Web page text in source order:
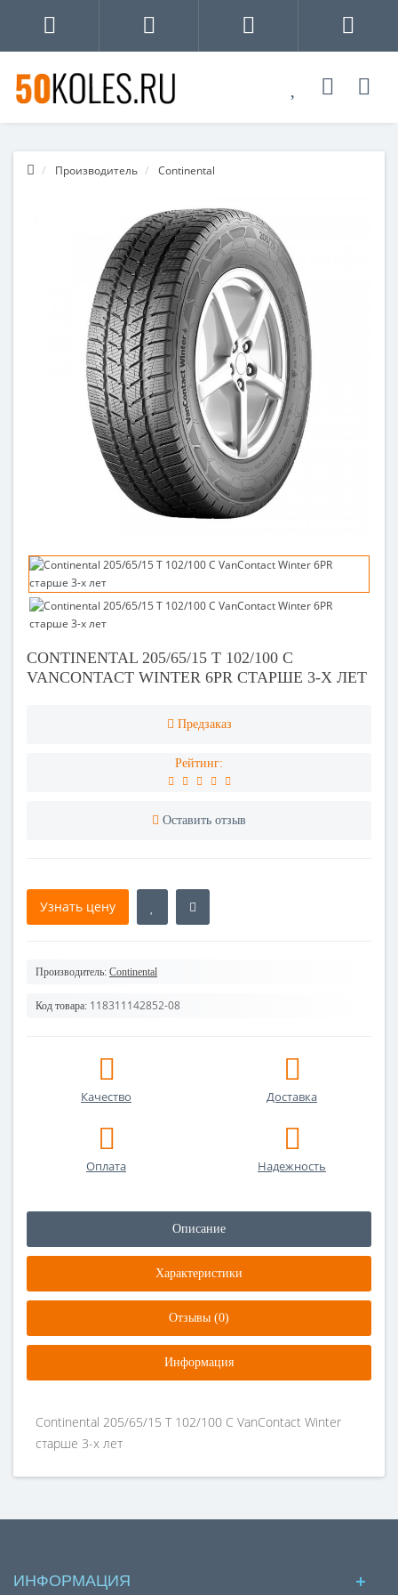
Производитель Continental
CONTINENTAL 205/65/15 T 102/100 C
VANCONTACT WINTER 6PR СТАРШЕ 3-Х ЛЕТ
Предзаказ
Рейтинг:
Оставить отзыв
Узнать цену
Производитель: Continental
Код товара: 118311142852-08
Качество Доставка
Оплата Надежность
Описание
Характеристики
Отзывы (0)
Информация
Continental 205/65/15 T 102/100 C VanContact Winter
старше 3-х лет
ИНФОРМАЦИЯ